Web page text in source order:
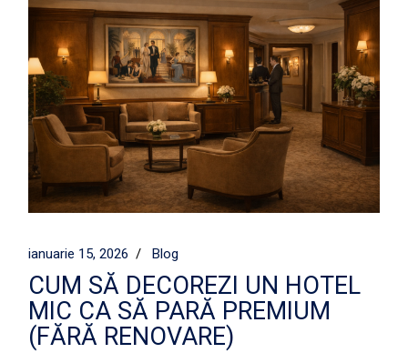
ianuarie 15, 2026 Blog
CUM SĂ DECOREZI UN HOTEL
MIC CA SĂ PARĂ PREMIUM
(FĂRĂ RENOVARE)